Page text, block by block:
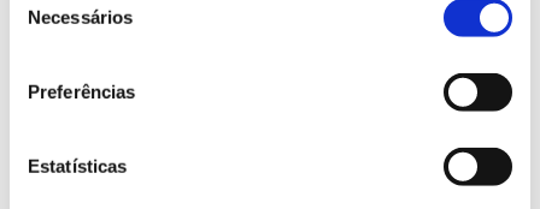
Necessários
Preferências
Estatísticas
e 2020:
registaram uma evolução positiva, ou seja, as
próximas das florestas ao longo do período em
análise. A alteração mais substancial registou-se no